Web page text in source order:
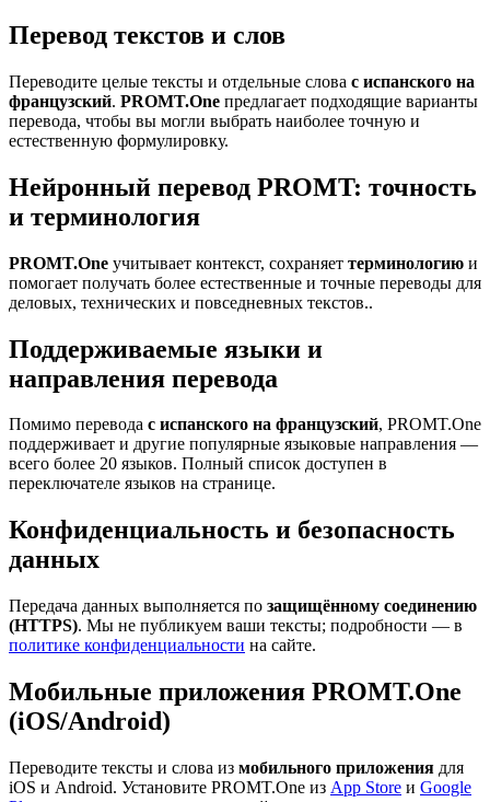
Перевод текстов и слов
Переводите целые тексты и отдельные слова с испанского на
французский. PROMT.One предлагает подходящие варианты
перевода, чтобы вы могли выбрать наиболее точную и
естественную формулировку.
Нейронный перевод PROMT: точность
и терминология
PROMT.One учитывает контекст, сохраняет терминологию и
помогает получать более естественные и точные переводы для
деловых, технических и повседневных текстов..
Поддерживаемые языки и
направления перевода
Помимо перевода с испанского на французский, PROMT.One
поддерживает и другие популярные языковые направления —
всего более 20 языков. Полный список доступен в
переключателе языков на странице.
Конфиденциальность и безопасность
данных
Передача данных выполняется по защищённому соединению
(HTTPS). Мы не публикуем ваши тексты; подробности — в
политике конфиденциальности на сайте.
Мобильные приложения PROMT.One
(iOS/Android)
Переводите тексты и слова из мобильного приложения для
iOS и Android. Установите PROMT.One из App Store и Google